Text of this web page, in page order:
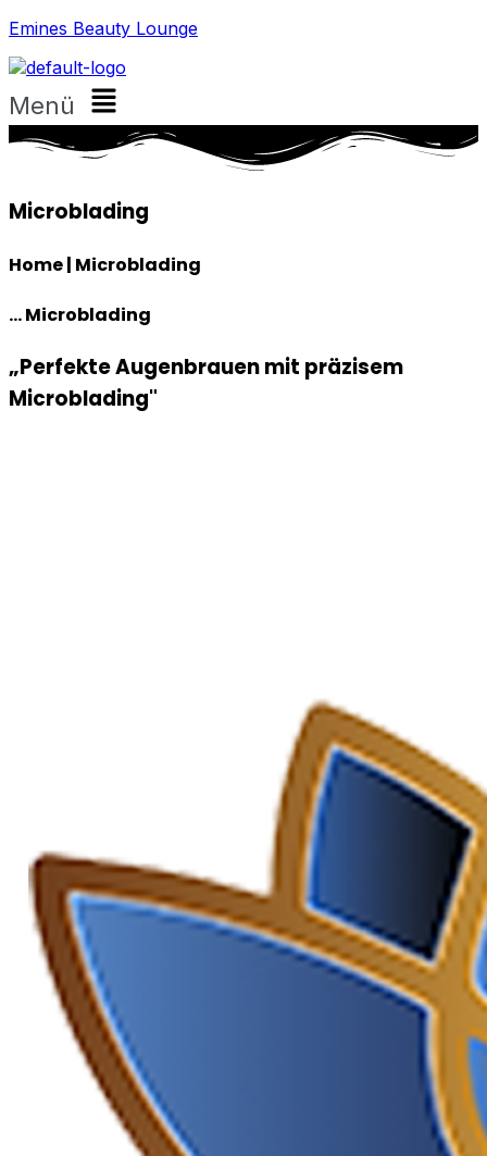
Emines Beauty Lounge
Menü
Microblading
Home | Microblading
... Microblading
„Perfekte Augenbrauen mit präzisem
Microblading"